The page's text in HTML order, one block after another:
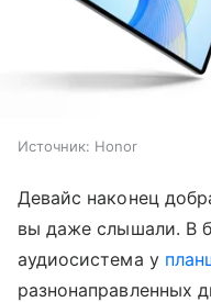
Источник: Honor
Девайс наконец
вы даже слышали. В
аудиосистема у
разнонаправленных